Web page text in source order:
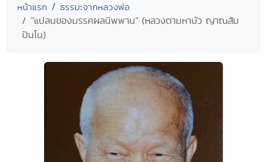
หน้าแรก ธรรมะจากหลวงพ่อ
"แปลนของมรรคผลนิพพาน" (หลวงตามหาบัว ญาณสัม
ปันโน)